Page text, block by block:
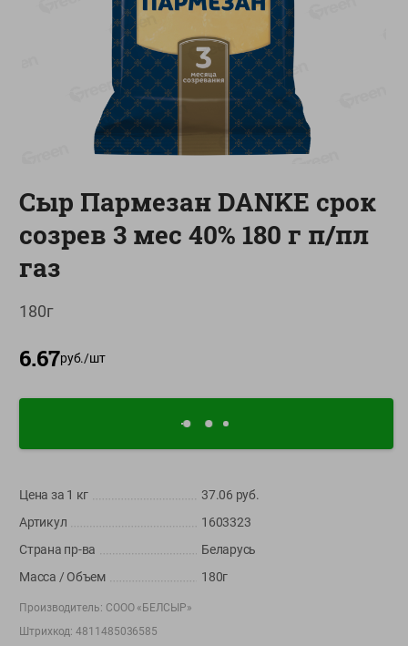
Показано 1-14 из 79
Показать 15-28 из 79
Специально для вас
О сервисе
Приложение Green c
AppGallery
выходной
Пишите нам свои вопросы, предложения и комментарии
Сыр Пармезан DANKE срок
созрев 3 мес 40% 180 г п/пл
газ
180г
6.67руб./шт
Цена за 1 кг 37.06 руб.
Артикул
1603323
Страна пр-ва
Беларусь
Масса / Объем
180г
Производитель: СООО «БЕЛСЫР»
Штрихкод:4811485036585